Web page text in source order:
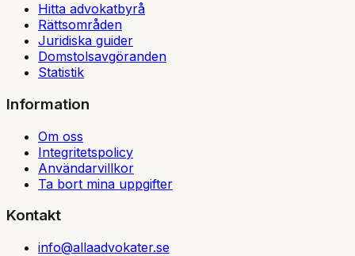
Hitta advokatbyrå
Rättsområden
Juridiska guider
Domstolsavgöranden
Statistik
Information
Om oss
Integritetspolicy
Användarvillkor
Ta bort mina uppgifter
Kontakt
info@allaadvokater.se